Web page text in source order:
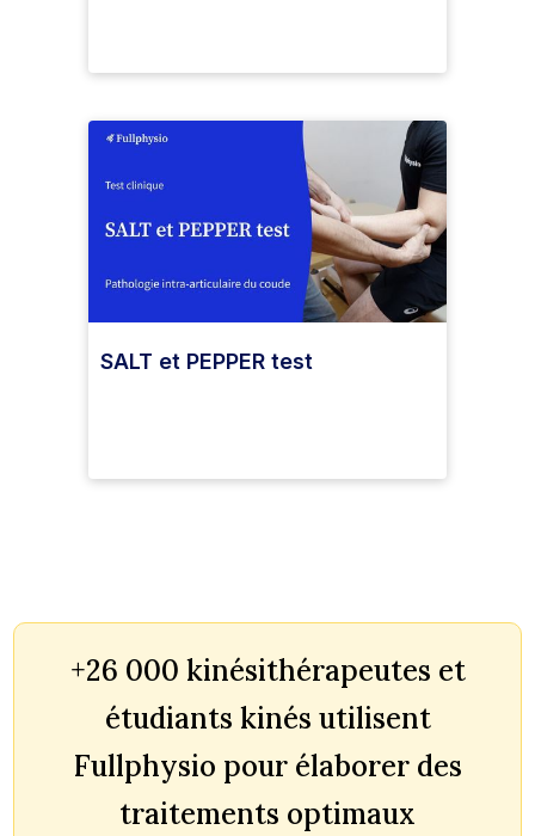
SALT et PEPPER test
+26 000 kinésithérapeutes et
étudiants kinés utilisent
Fullphysio pour élaborer des
traitements optimaux